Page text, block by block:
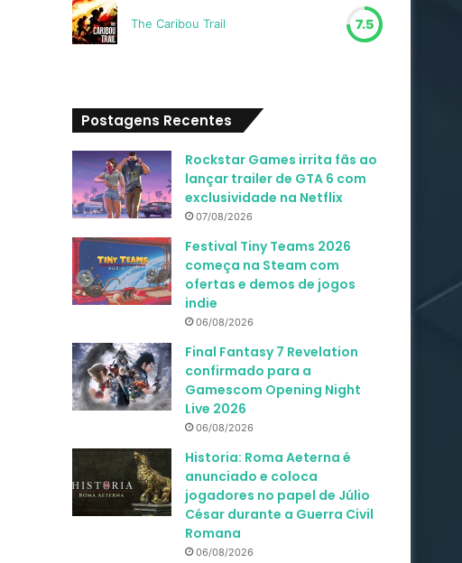
The Caribou Trail 7.5
Postagens Recentes
Rockstar Games irrita fãs ao
lançar trailer de GTA 6 com
exclusividade na Netflix
07/08/2026
Festival Tiny Teams 2026
começa na Steam com
ofertas e demos de jogos
indie
06/08/2026
Final Fantasy 7 Revelation
confirmado para a
Gamescom Opening Night
Live 2026
06/08/2026
Historia: Roma Aeterna é
anunciado e coloca
jogadores no papel de Júlio
César durante a Guerra Civil
Romana
06/08/2026